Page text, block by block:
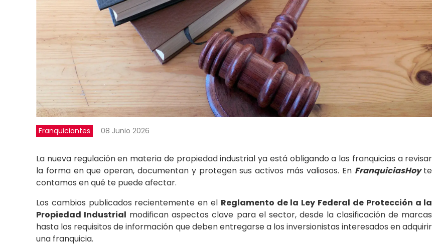
Franquiciantes 08 Junio 2026
La nueva regulación en materia de propiedad industrial ya está obligando a las franquicias a revisar
la forma en que operan, documentan y protegen sus activos más valiosos. En FranquiciasHoyte
contamos en qué te puede afectar.
Los cambios publicados recientemente en el Reglamento de la Ley Federal de Protección a la
Propiedad Industrial modifican aspectos clave para el sector, desde la clasificación de marcas
hasta los requisitos de información que deben entregarse a los inversionistas interesados en adquirir
una franquicia.